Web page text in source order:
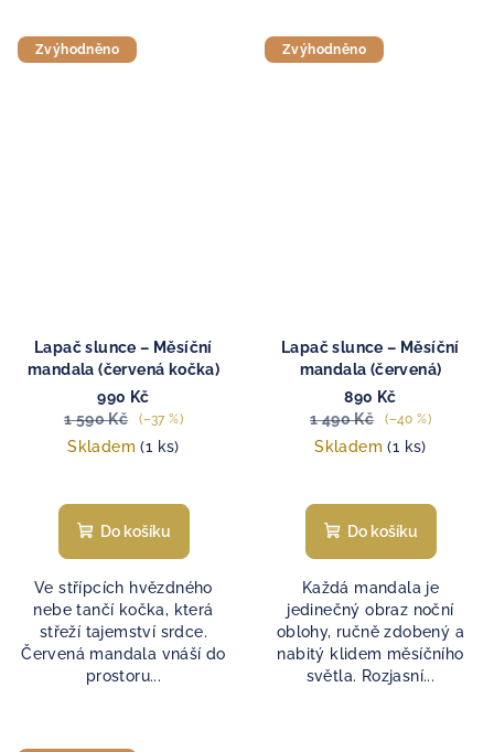
Zvýhodněno
Lapač slunce – Měsíční
mandala (červená kočka)
990 Kč
1 590 Kč
(–37 %)
Skladem(1 ks)
Do košíku
Ve střípcích hvězdného
nebe tančí kočka, která
střeží tajemství srdce.
Červená mandala vnáší do
prostoru...
Zvýhodněno
Lapač slunce – Měsíční
mandala (červená)
890 Kč
1 490 Kč
(–40 %)
Skladem(1 ks)
Do košíku
Každá mandala je
jedinečný obraz noční
oblohy, ručně zdobený a
nabitý klidem měsíčního
světla. Rozjasní...